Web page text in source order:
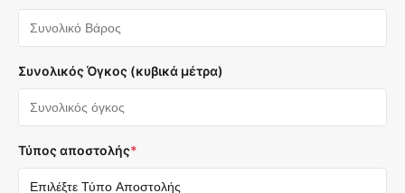
Συνολικός Όγκος (κυβικά μέτρα)
Τύπος αποστολής*